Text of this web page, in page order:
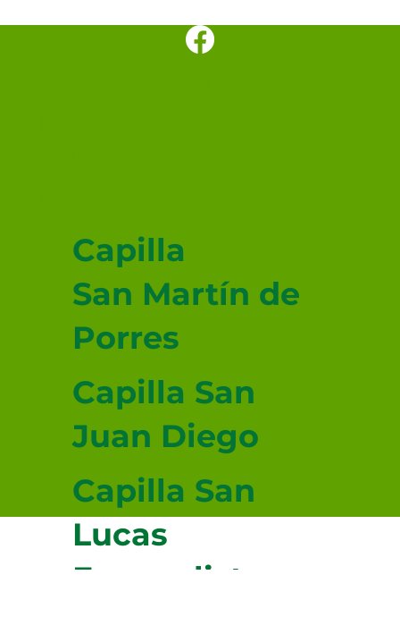
Los cinco minutos del Espíritu
Capilla
San Martín de
Porres
Capilla San
Juan Diego
Capilla San
Lucas
Evangelista